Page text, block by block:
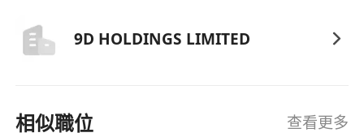
9D HOLDINGS LIMITED
相似職位 查看更多